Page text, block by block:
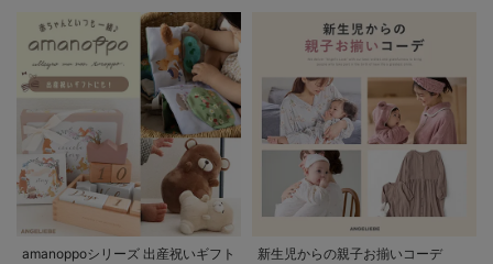
amanoppoシリーズ 出産祝いギフト
新生児からの親子お揃いコーデ